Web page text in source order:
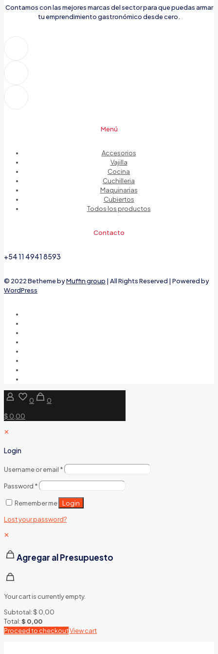
Contamos con las mejores marcas del sector para que puedas armar
tu emprendimiento gastronómico desde cero.
Menú
Accesorios
Vajilla
Cocina
Cuchilleria
Maquinarias
Cubiertos
Todos los productos
Contacto
+54 11 4941 8593
© 2022 Betheme byMuffin group | All Rights Reserved | Powered by
WordPress
0
0
$ 0,00
✕
Login
Username or email *
Password *
Remember me Login
Lost your password?
✕
Agregar al Presupuesto
Your cart is currently empty.
Subtotal:$ 0,00
Total:$ 0,00
Proceed to checkoutView cart